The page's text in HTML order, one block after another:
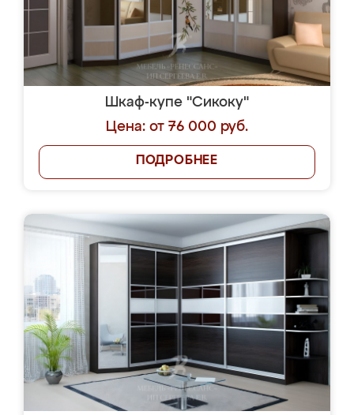
Шкаф-купе "Сикоку"
Цена: от 76 000 руб.
ПОДРОБНЕЕ